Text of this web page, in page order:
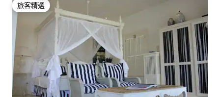
旅客精選
旅客精選